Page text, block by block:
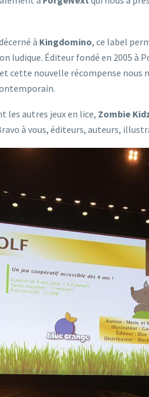
à Kingdomino, ce label
ludique. Éditeur fondé en 2005 à
cette nouvelle récompense nous
les autres jeux en lice, Zombie
à vous, éditeurs, auteurs,